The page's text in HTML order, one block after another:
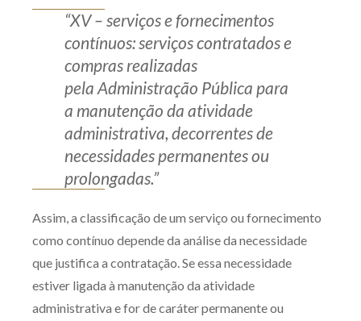
Av. Sete de Setembro, 4698
Batel Curitiba/PR CEP80240-000
Telefone (41) 2109-8666
Whatsapp (41) 98881-6616
“XV – serviços e fornecimentos
contínuos: serviços contratados e
compras realizadas
pela Administração Pública para
a manutenção da atividade
administrativa, decorrentes de
necessidades permanentes ou
prolongadas.”
Assim, a classificação de um serviço ou fornecimento
como contínuo depende da análise da necessidade
que justifica a contratação. Se essa necessidade
estiver ligada à manutenção da atividade
administrativa e for de caráter permanente ou